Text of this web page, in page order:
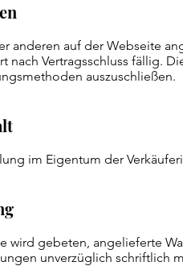
anderen auf der Webseite
Vertragsschluss fällig.
auszuschließen.
im Eigentum der
wird gebeten, angelieferte
unverzüglich schriftlich